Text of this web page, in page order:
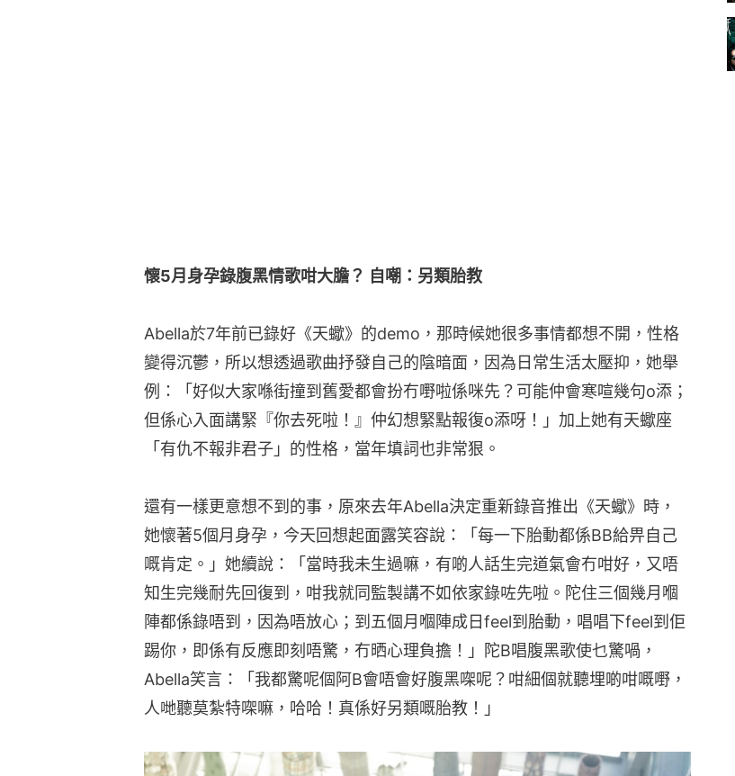
懷5月身孕錄腹黑情歌咁大膽？ 自嘲：另類胎教
Abella於7年前已錄好《天蠍》的demo，那時候她很多事情都想不開，性格
變得沉鬱，所以想透過歌曲抒發自己的陰暗面，因為日常生活太壓抑，她舉
例：「好似大家喺街撞到舊愛都會扮冇嘢啦係咪先？可能仲會寒喧幾句o添；
但係心入面講緊『你去死啦！』仲幻想緊點報復o添呀！」加上她有天蠍座
「有仇不報非君子」的性格，當年填詞也非常狠。
還有一樣更意想不到的事，原來去年Abella決定重新錄音推出《天蠍》時，
她懷著5個月身孕，今天回想起面露笑容說：「每一下胎動都係BB給畀自己
嘅肯定。」她續說：「當時我未生過嘛，有啲人話生完道氣會冇咁好，又唔
知生完幾耐先回復到，咁我就同監製講不如依家錄咗先啦。陀住三個幾月嗰
陣都係錄唔到，因為唔放心；到五個月嗰陣成日feel到胎動，唱唱下feel到佢
踢你，即係有反應即刻唔驚，冇晒心理負擔！」陀B唱腹黑歌使乜驚喎，
Abella笑言：「我都驚呢個阿B會唔會好腹黑㗎呢？咁細個就聽埋啲咁嘅嘢，
人哋聽莫紮特㗎嘛，哈哈！真係好另類嘅胎教！」